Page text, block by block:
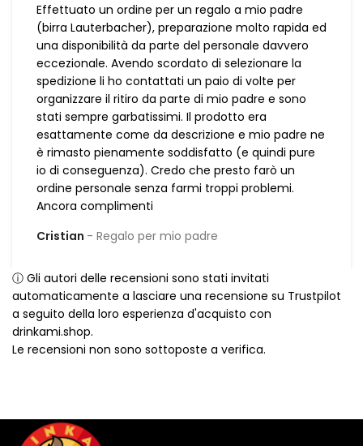
Effettuato un ordine per un regalo a mio padre
(birra Lauterbacher), preparazione molto rapida ed
una disponibilità da parte del personale davvero
eccezionale. Avendo scordato di selezionare la
spedizione li ho contattati un paio di volte per
organizzare il ritiro da parte di mio padre e sono
stati sempre garbatissimi. Il prodotto era
esattamente come da descrizione e mio padre ne
è rimasto pienamente soddisfatto (e quindi pure
io di conseguenza). Credo che presto farò un
ordine personale senza farmi troppi problemi.
Ancora complimenti
Cristian
Regalo per mio padre
ⓘ Gli autori delle recensioni sono stati invitati
automaticamente a lasciare una recensione su Trustpilot
a seguito della loro esperienza d'acquisto con
drinkami.shop.
Le recensioni non sono sottoposte a verifica.